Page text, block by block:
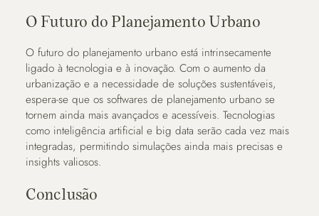
O Futuro do Planejamento Urbano
O futuro do planejamento urbano está intrinsecamente
ligado à tecnologia e à inovação. Com o aumento da
urbanização e a necessidade de soluções sustentáveis,
espera-se que os softwares de planejamento urbano se
tornem ainda mais avançados e acessíveis. Tecnologias
como inteligência artificial e big data serão cada vez mais
integradas, permitindo simulações ainda mais precisas e
insights valiosos.
Conclusão